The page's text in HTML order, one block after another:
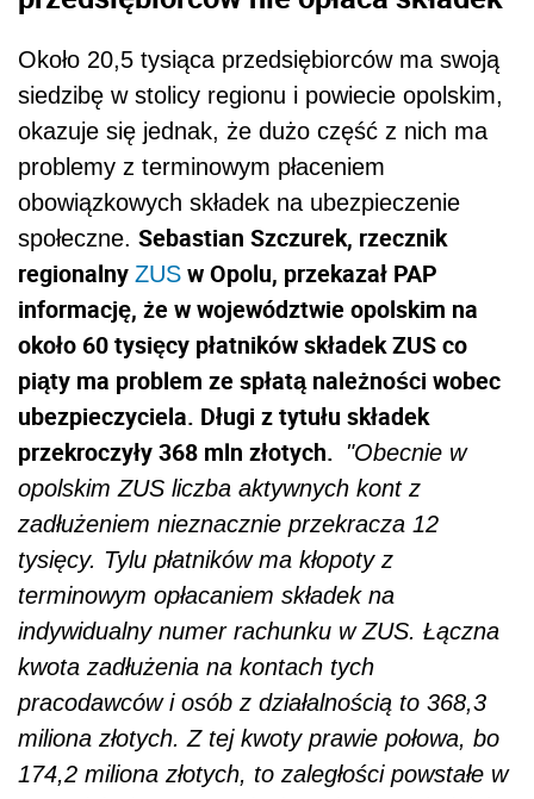
Około 20,5 tysiąca przedsiębiorców ma swoją
siedzibę w stolicy regionu i powiecie opolskim,
okazuje się jednak, że dużo część z nich ma
problemy z terminowym płaceniem
obowiązkowych składek na ubezpieczenie
społeczne. Sebastian Szczurek, rzecznik
regionalny ZUS w Opolu, przekazał PAP
informację, że w województwie opolskim na
około 60 tysięcy płatników składek ZUS co
piąty ma problem ze spłatą należności wobec
ubezpieczyciela. Długi z tytułu składek
przekroczyły 368 mln złotych. "Obecnie w
opolskim ZUS liczba aktywnych kont z
zadłużeniem nieznacznie przekracza 12
tysięcy. Tylu płatników ma kłopoty z
terminowym opłacaniem składek na
indywidualny numer rachunku w ZUS. Łączna
kwota zadłużenia na kontach tych
pracodawców i osób z działalnością to 368,3
miliona złotych. Z tej kwoty prawie połowa, bo
174,2 miliona złotych, to zaległości powstałe w